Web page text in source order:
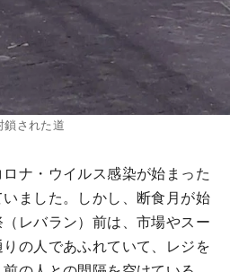
鎖された道
ナ・ウイルス感染が始まった
ました。しかし、断食月が始
レバラン）前は、市場やスー
の人であふれていて、レジを